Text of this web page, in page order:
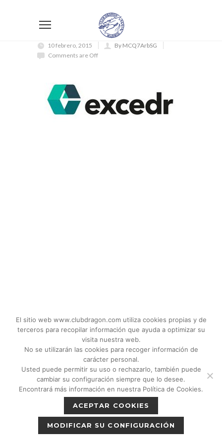
10 febrero, 2015
By MCQ7ArbSG
Comments are Off
© 2018 - 2026 CLUB DRAGON MADRID |
C/Don Quijote, 5 Semisotano. Madrid (28020)
Política de privacidad|Política de cookies
El sitio web www.clubdragon.com utiliza cookies propias y de
terceros para recopilar información que ayuda a optimizar su
visita nuestra web.
No se utilizarán las cookies para recoger información de
carácter personal.
Usted puede permitir su uso o rechazarlo, también puede
cambiar su configuración siempre que lo desee.
Encontrará más información en nuestra Política de Cookies.
ACEPTAR COOKIES
MODIFICAR SU CONFIGURACIÓN